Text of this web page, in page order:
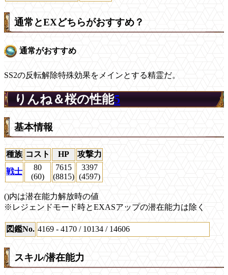
通常とEXどちらがおすすめ？
通常がおすすめ
SS2の反転解除特殊効果をメインとする精霊だ。
りんね＆桜の性能5
基本情報
種族 コスト HP
攻撃力
戦士
80
(60)
7615
(8815)
3397
(4597)
()内は潜在能力解放時の値
※レジェンドモード時とEXASアップの潜在能力は除く
図鑑No. 4169 - 4170 / 10134 / 14606
スキル/潜在能力